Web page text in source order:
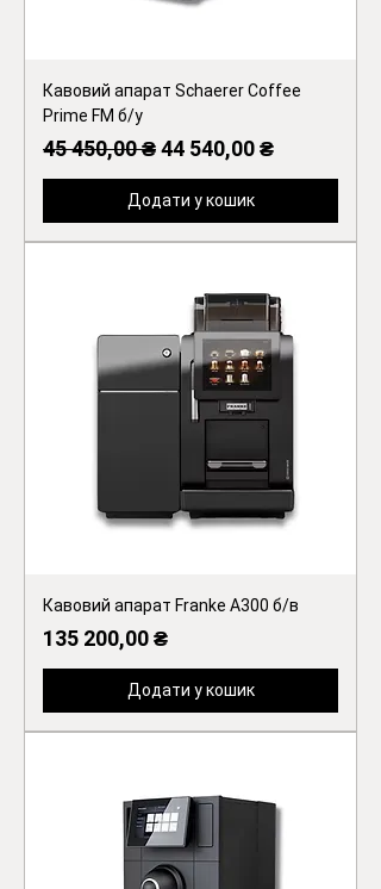
Кавовий апарат Schaerer Coffee
Prime FM б/у
Звичайна ціна
45 450,00 ₴За розпродажем
44 540,00 ₴
Додати у кошик
Кавовий апарат Franke A300 б/в
Ціна
135 200,00 ₴
Додати у кошик